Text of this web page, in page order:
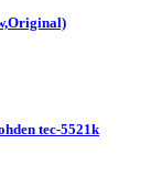
tec-5521k